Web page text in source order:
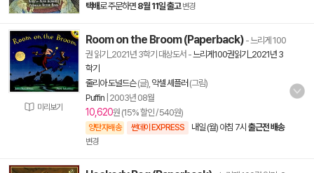
택배로 주문하면 8월 11일 출고 변경
미리보기
Room on the Broom (Paperback) - 느리게 100
권 읽기_2021년 3학기 대상도서 -느리게100권읽기_2021년 3
학기
줄리아 도널드슨(글), 악셀 셰플러 (그림)
Puffin 2003년 08월
10,620원 (15% 할인 / 540원)
양탄자배송 썬데이 EXPRESS 내일 (월) 아침 7시 출근전 배송
변경